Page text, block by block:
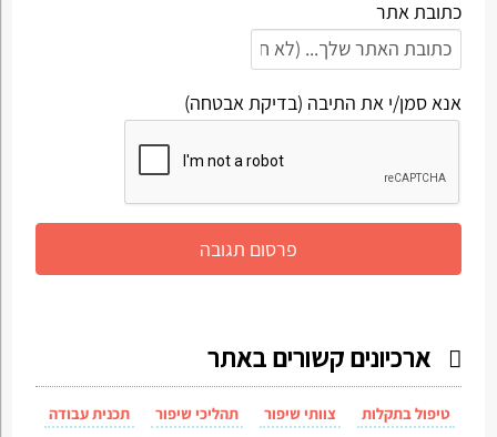
כתובת אתר
אנא סמן/י את התיבה (בדיקת אבטחה)
ארכיונים קשורים באתר
טיפול בתקלות צוותי שיפור תהליכי שיפור תכנית עבודה